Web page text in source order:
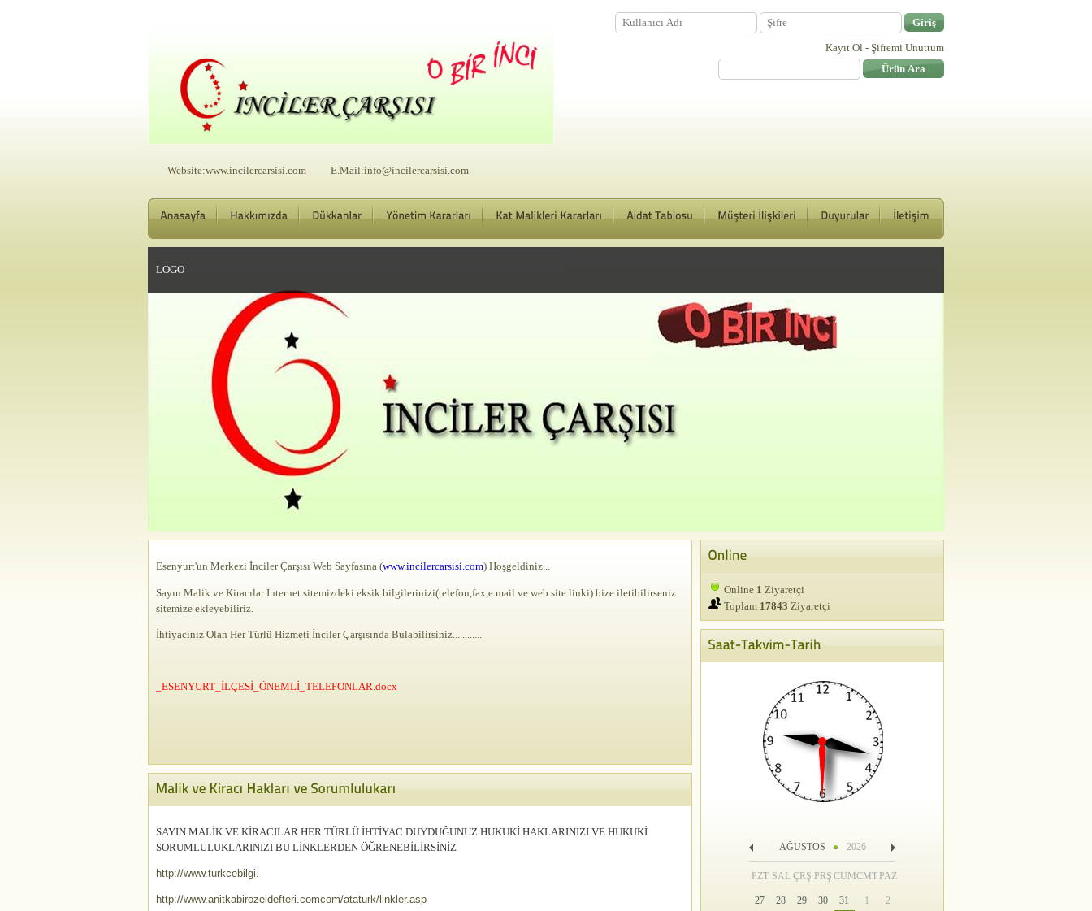
Website:www.incilercarsisi.com E.Mail:info@incilercarsisi.com
Kayıt Ol - Şifremi Unuttum
Esenyurt'un Merkezi İncilerÇarşısı Web Sayfasına (www.incilercarsisi.com) Hoşgeldiniz...
Sayın Malik ve Kiracılar İnternet sitemizdeki eksik bilgilerinizi(telefon,fax,e.mail ve web site linki) bize iletibilirseniz
sitemize ekleyebiliriz.
İhtiyacınız Olan Her Türlü Hizmeti İnciler Çarşısında Bulabilirsiniz............
_ESENYURT_İLÇESİ_ÖNEMLİ_TELEFONLAR.docx
SAYIN MALİK VE KİRACILAR HER TÜRLÜ İHTİYAC DUYDUĞUNUZ HUKUKİ HAKLARINIZI VE HUKUKİ
SORUMLULUKLARINIZI BU LİNKLERDEN ÖĞRENEBİLİRSİNİZ
http://www.turkcebilgi.
http://www.anitkabirozeldefteri.comcom/ataturk/linkler.asp
Online 1 Ziyaretçi
Toplam 17843 Ziyaretçi